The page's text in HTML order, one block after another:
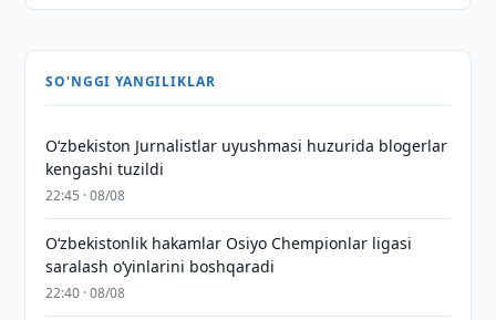
SO'NGGI YANGILIKLAR
O‘zbekiston Jurnalistlar uyushmasi huzurida blogerlar
kengashi tuzildi
22:45 · 08/08
O‘zbekistonlik hakamlar Osiyo Chempionlar ligasi
saralash o‘yinlarini boshqaradi
22:40 · 08/08